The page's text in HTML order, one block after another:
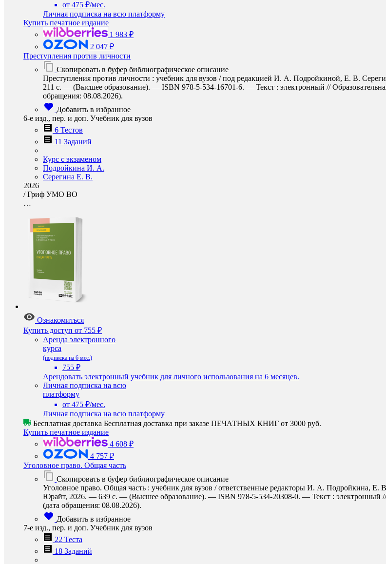
от 475 ₽/мес.
Личная подписка на всю платформу
Купить печатное издание
1 983 ₽
2 047 ₽
Преступления против личности
Скопировать в буфер библиографическое описание
Преступления против личности : учебник для вузов / под редакцией И. А. Подройкиной, Е. В.
211 с. — (Высшее образование). — ISBN 978-5-534-16701-6. — Текст : электронный //
обращения: 08.08.2026).
Добавить в избранное
6-е изд., пер. и доп. Учебник для вузов
6 Тестов
11 Заданий
Курс с экзаменом
Подройкина И. А.
Серегина Е. В.
2026
/Гриф УМО ВО
…
Ознакомиться
Купить доступ от 755 ₽
Аренда электронного
курса
(подписка на 6 мес.)
755 ₽
Арендовать электронный учебник для личного использования на 6 месяцев.
Личная подписка на всю
платформу
от 475 ₽/мес.
Личная подписка на всю платформу
Бесплатная доставка Бесплатная доставка при заказе ПЕЧАТНЫХ КНИГ от 3000 руб.
Купить печатное издание
4 608 ₽
4 757 ₽
Уголовное право. Общая часть
Скопировать в буфер библиографическое описание
Уголовное право. Общая часть : учебник для вузов / ответственные редакторы И. А. Подройкина,
Юрайт, 2026. — 639 с. — (Высшее образование). — ISBN 978-5-534-20308-0. — Текст : электронный
(дата обращения: 08.08.2026).
Добавить в избранное
7-е изд., пер. и доп. Учебник для вузов
22 Теста
18 Заданий